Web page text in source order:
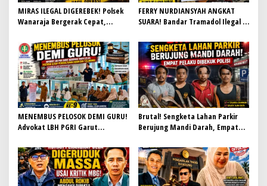
MIRAS ILEGAL DIGEREBEK! Polsek
Wanaraja Bergerak Cepat,
Anti Maksiat
FERRY NURDIANSYAH ANGKAT
SUARA! Bandar Tramadol Ilegal di
Jangan Biarkan Masa Depan Anak
Bangsa Hancur
MENEMBUS PELOSOK DEMI GURU!
Advokat LBH PGRI Garut
Setiap Pendidik Paham Hukum
dan Terlindungi
Brutal! Sengketa Lahan Parkir
Berujung Mandi Darah, Empat